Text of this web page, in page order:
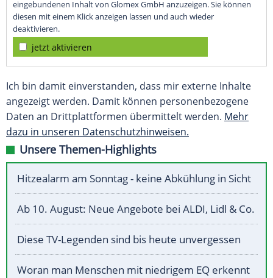
eingebundenen Inhalt von Glomex GmbH anzuzeigen. Sie können
diesen mit einem Klick anzeigen lassen und auch wieder
deaktivieren.
jetzt aktivieren
Ich bin damit einverstanden, dass mir externe Inhalte
angezeigt werden. Damit können personenbezogene
Daten an Drittplattformen übermittelt werden. Mehr
dazu in unseren Datenschutzhinweisen.
Unsere Themen-Highlights
Hitzealarm am Sonntag - keine Abkühlung in Sicht
Ab 10. August: Neue Angebote bei ALDI, Lidl & Co.
Diese TV-Legenden sind bis heute unvergessen
Woran man Menschen mit niedrigem EQ erkennt